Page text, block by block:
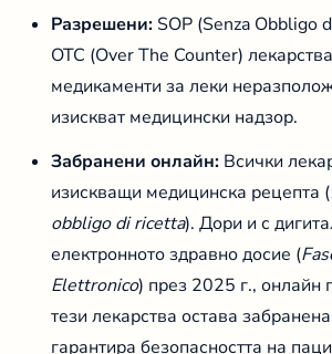
Разрешени: SOP (Senza Obbligo
OTC (Over The Counter)
медикаменти за леки
изискват медицински надзор.
Забранени онлайн: Всички
изискващи медицинска рецепта (
obbligo di ricetta). Дори и с
електронното здравно досие (
Elettronico) през 2025 г., онлайн
тези лекарства остава
гарантира безопасността на